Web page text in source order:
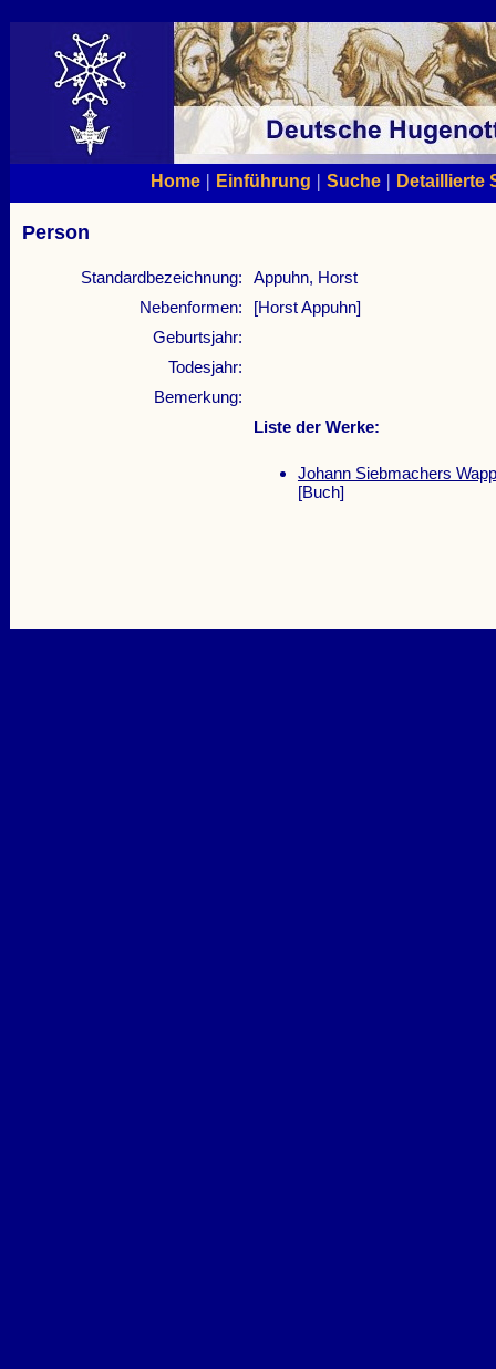
Home| Einführung | Suche| Detaillierte
Person
Standardbezeichnung:
Appuhn, Horst
Nebenformen:
[Horst Appuhn]
Geburtsjahr:
Todesjahr:
Bemerkung:
Liste der Werke:
Johann Siebmachers
[Buch]